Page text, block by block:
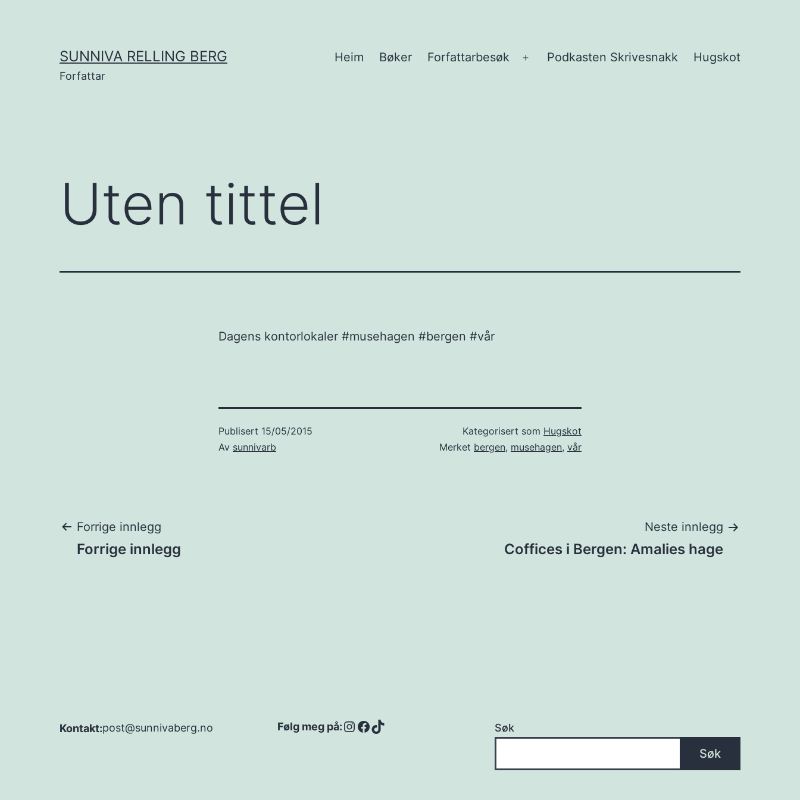
SUNNIVA RELLING BERG
Forfattar
Heim Bøker Forfattarbesøk
Åpne
Podkasten Skrivesnakk Hugskot
Uten tittel
Dagens kontorlokaler #musehagen #bergen #vår
Publisert 15/05/2015
Av sunnivarb
Kategorisert som Hugskot
Merket bergen, musehagen, vår
Innleggsnavigasjon
Forrige innlegg
Forrige innlegg
Neste innlegg
Coffices i Bergen: Amalies hage
Kontakt:post@sunnivaberg.no Følg meg på:Instagram
Facebook
TikTok Søk
Søk